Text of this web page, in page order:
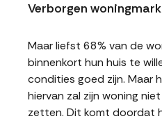
Verborgen
Maar liefst 68% van de
binnenkort hun huis te
condities goed zijn. Maar
hiervan zal zijn woning
zetten. Dit komt doordat